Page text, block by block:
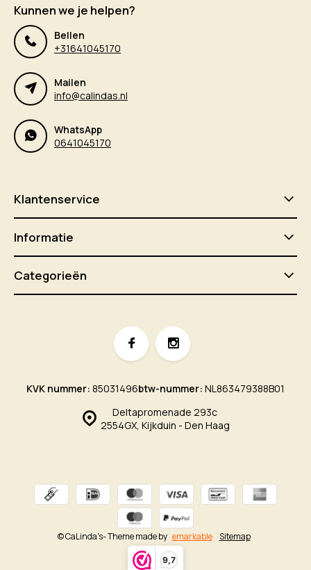
9,7
Kunnen we je helpen?
Bellen
+31641045170
Mailen
info@calindas.nl
WhatsApp
0641045170
Klantenservice
Informatie
Categorieën
Deltapromenade 293c
2554GX, Kijkduin - Den Haag
KVK nummer: 85031496btw-nummer: NL863479388B01
© CaLinda's- Theme made by emarkable Sitemap